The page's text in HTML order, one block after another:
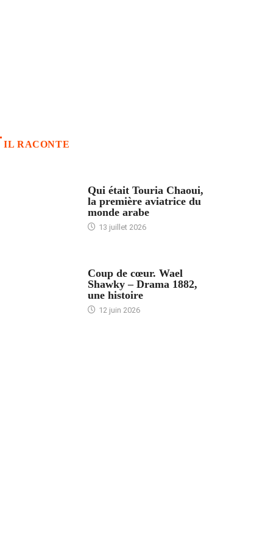
IL RACONTE
Qui était Touria Chaoui,
la première aviatrice du
monde arabe
13 juillet 2026
Coup de cœur. Wael
Shawky – Drama 1882,
une histoire
12 juin 2026